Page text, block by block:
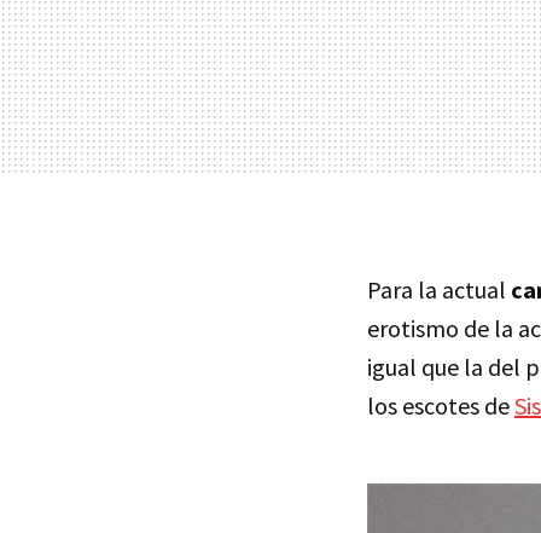
Para la actual
erotismo de la
igual que la del
los escotes de